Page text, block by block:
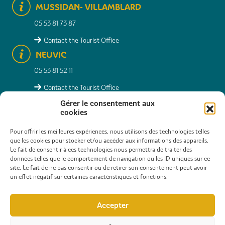
Gérer le consentement aux
cookies
Pour offrir les meilleures expériences, nous utilisons des technologies telles
que les cookies pour stocker et/ou accéder aux informations des appareils.
Le fait de consentir à ces technologies nous permettra de traiter des
données telles que le comportement de navigation ou les ID uniques sur ce
site. Le fait de ne pas consentir ou de retirer son consentement peut avoir
un effet négatif sur certaines caractéristiques et fonctions.
Accepter
MUSSIDAN- VILLAMBLARD
05 53 81 73 87
Contact the Tourist Office
NEUVIC
05 53 81 52 11
Contact the Tourist Office
MONTPON-MÉNESTÉROL
05 53 82 23 77
Contact the Tourist Office
RESEARCHER PRACTICAL INFO CONTACT